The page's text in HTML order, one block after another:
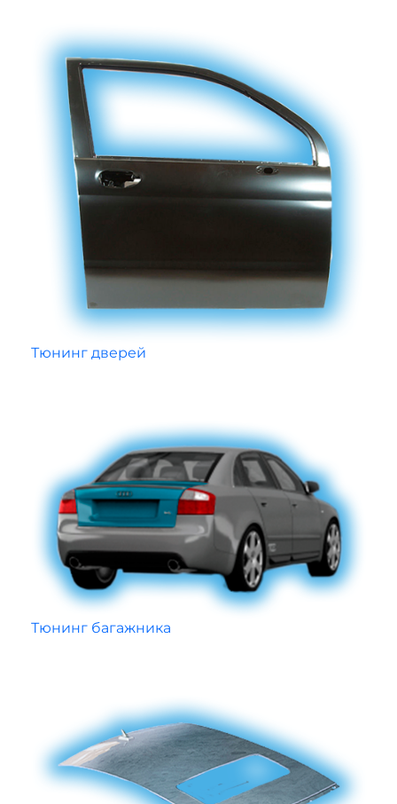
Тюнинг дверей
Тюнинг багажника